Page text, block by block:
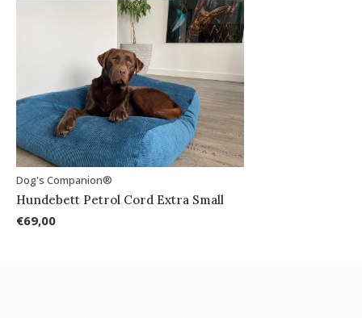
Dog's Companion®
Hundebett Petrol Cord Extra Small
€69,00